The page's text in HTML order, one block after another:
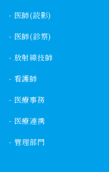
- 医師(読影)
- 医師(診察)
- 放射線技師
- 看護師
- 医療事務
- 医療連携
- 管理部門